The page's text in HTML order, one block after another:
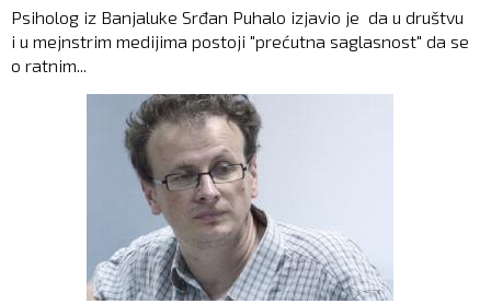
Psiholog iz Banjaluke Srđan Puhalo izjavio je da u društvu
i u mejnstrim medijima postoji "prećutna saglasnost" da se
o ratnim...